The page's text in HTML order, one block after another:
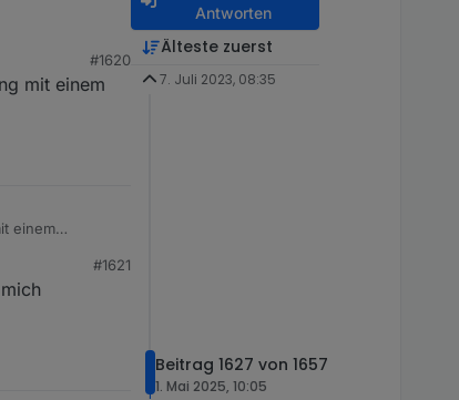
#1620
mit einem
einem
#1621
Antworten
Älteste zuerst
7. Juli 2023, 08:35
Beitrag 1627 von 1657
1. Mai 2025, 10:05